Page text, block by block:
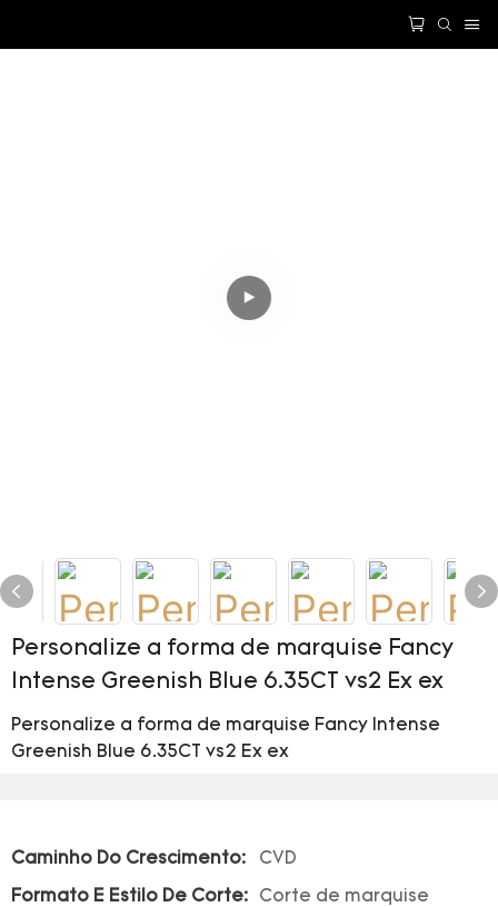
Personalize a forma de marquise Fancy
Intense Greenish Blue 6.35CT vs2 Ex ex
Personalize a forma de marquise Fancy Intense
Greenish Blue 6.35CT vs2 Ex ex
Caminho Do Crescimento: CVD
Formato E Estilo De Corte: Corte de marquise